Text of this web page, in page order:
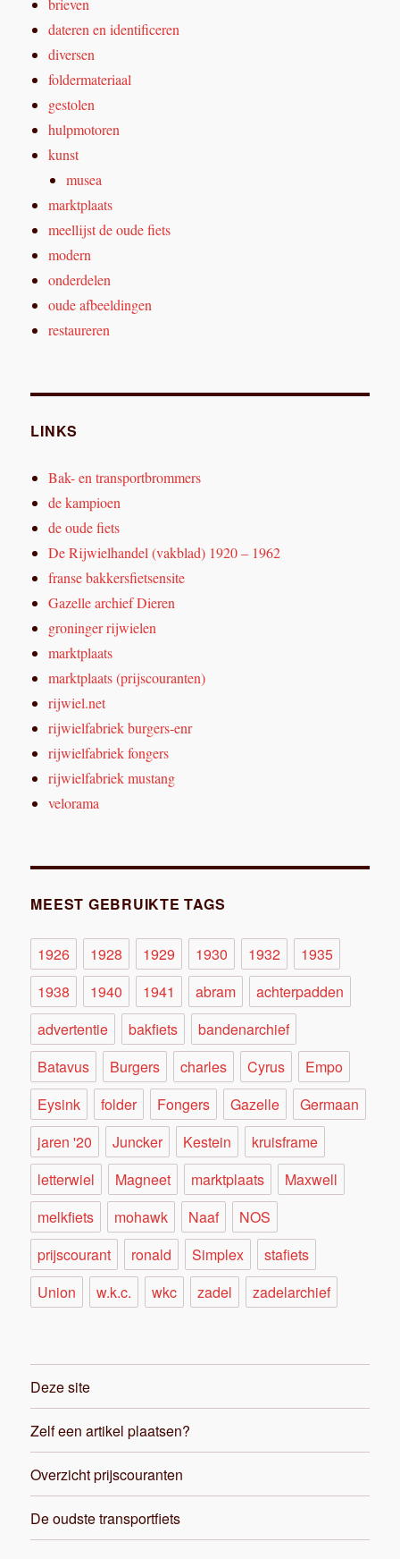
brieven
dateren en identificeren
diversen
foldermateriaal
gestolen
hulpmotoren
kunst
musea
marktplaats
meellijst de oude fiets
modern
onderdelen
oude afbeeldingen
restaureren
LINKS
Bak- en transportbrommers
de kampioen
de oude fiets
De Rijwielhandel (vakblad) 1920 – 1962
franse bakkersfietsensite
Gazelle archief Dieren
groninger rijwielen
marktplaats
marktplaats (prijscouranten)
rijwiel.net
rijwielfabriek burgers-enr
rijwielfabriek fongers
rijwielfabriek mustang
velorama
MEEST GEBRUIKTE TAGS
1926 1928 1929 1930 1932
1935
1938
1940 1941 abram
achterpadden
advertentie
bakfiets
bandenarchief
Batavus
Burgers charles Cyrus
Empo
Eysink
folder Fongers Gazelle
Germaan
jaren '20
Juncker Kestein
kruisframe
letterwiel
Magneet marktplaats
Maxwell
melkfiets
mohawk Naaf
NOS
prijscourant
ronald Simplex
stafiets
Union
w.k.c. wkc zadel zadelarchief
Deze site
Zelf een artikel plaatsen?
Overzicht prijscouranten
De oudste transportfiets